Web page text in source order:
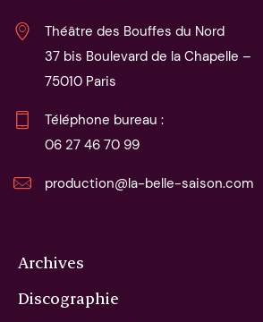
Théâtre des Bouffes du Nord
37 bis Boulevard de la Chapelle –
75010 Paris
06 27 46 70 99
production@la-belle-saison.com
Archives
Discographie